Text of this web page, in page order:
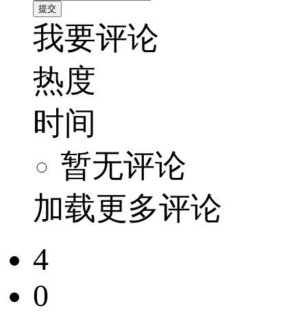
我要评论
热度
时间
暂无评论
加载更多评论
4
0